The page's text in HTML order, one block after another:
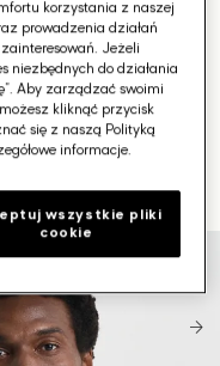
korzystania z naszej
prowadzenia działań
Jeżeli
niezbędnych do działania
Aby zarządzać swoimi
kliknąć przycisk
się z naszą Polityką
informacje.
wszystkie pliki
cookie